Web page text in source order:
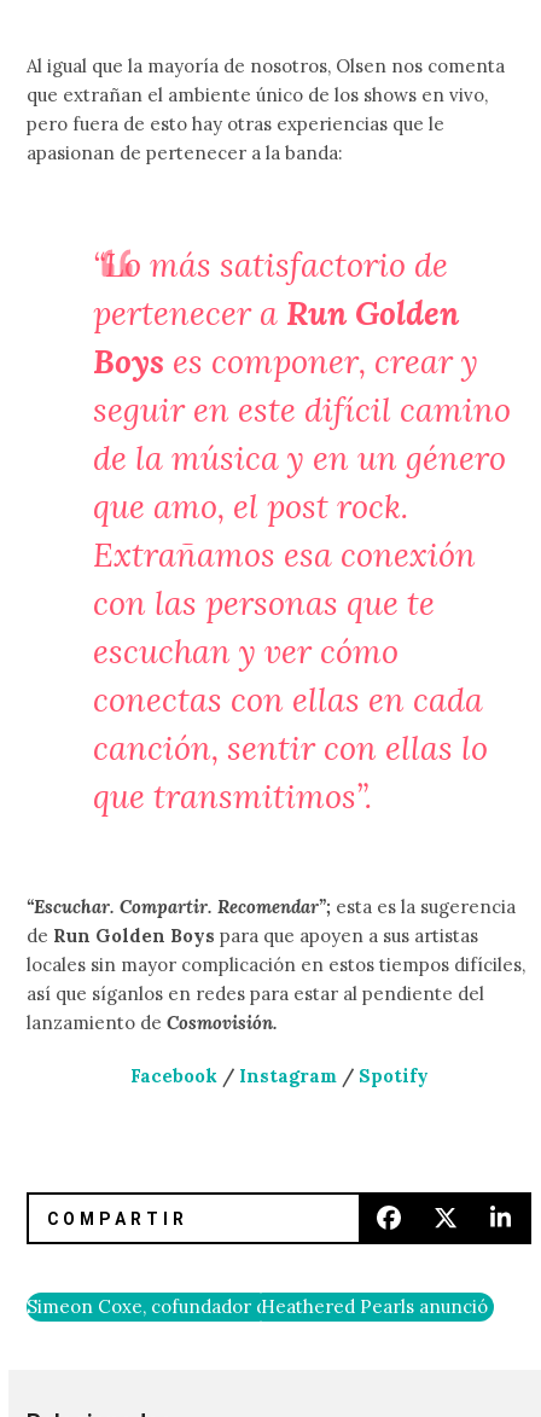
Al igual que la mayoría de nosotros, Olsen nos comenta
que extrañan el ambiente único de los shows en vivo,
pero fuera de esto hay otras experiencias que le
apasionan de pertenecer a la banda:
“Lo más satisfactorio de
pertenecer a Run Golden
Boys es componer, crear y
seguir en este difícil camino
de la música y en un género
que amo, el post rock.
Extrañamos esa conexión
con las personas que te
escuchan y ver cómo
conectas con ellas en cada
canción, sentir con ellas lo
que transmitimos”.
“Escuchar. Compartir. Recomendar”; esta es la sugerencia
de Run Golden Boyspara que apoyen a sus artistas
locales sin mayor complicación en estos tiempos difíciles,
así que síganlos en redes para estar al pendiente del
lanzamiento deCosmovisión.
Facebook/ Instagram/ Spotify
Simeon Coxe, cofundador de Silver Apples, falleció a los 82
Heathered Pearls anunció su